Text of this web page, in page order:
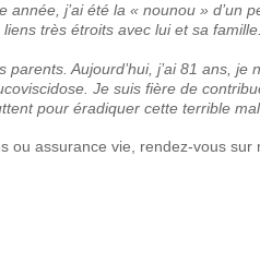
j’ai été la « nounou » d’un
très étroits avec lui et sa
Aujourd’hui, j’ai 81 ans, je
Je suis fière de
pour éradiquer cette terrible
ou assurance vie, rendez-vous sur